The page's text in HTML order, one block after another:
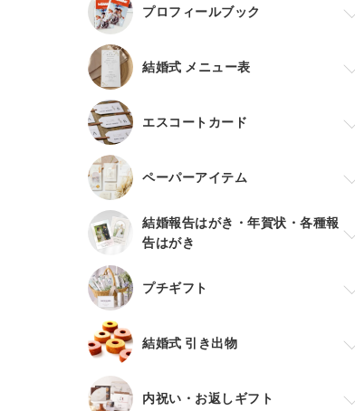
プロフィールブック
結婚式 メニュー表
エスコートカード
ペーパーアイテム
結婚報告はがき・年賀状・各種報
告はがき
プチギフト
結婚式 引き出物
内祝い・お返しギフト